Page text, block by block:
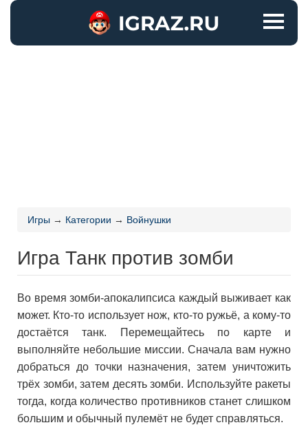
Игры → Категории → Войнушки
Игра Танк против зомби
Во время зомби-апокалипсиса каждый выживает как
может. Кто-то использует нож, кто-то ружьё, а кому-то
достаётся танк. Перемещайтесь по карте и
выполняйте небольшие миссии. Сначала вам нужно
добраться до точки назначения, затем уничтожить
трёх зомби, затем десять зомби. Используйте ракеты
тогда, когда количество противников станет слишком
большим и обычный пулемёт не будет справляться.